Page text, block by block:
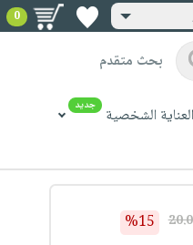
0
بحث متقدم
الشخصية جديد
%15